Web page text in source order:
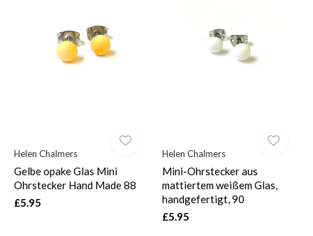
Helen Chalmers
Gelbe opake Glas Mini
Ohrstecker Hand Made 88
£5.95
Helen Chalmers
Mini-Ohrstecker aus
mattiertem weißem Glas,
handgefertigt, 90
£5.95